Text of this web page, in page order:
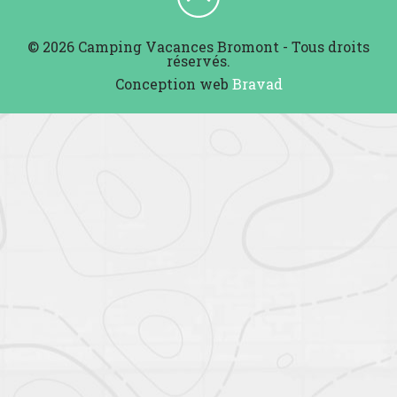
© 2026 Camping Vacances Bromont - Tous droits
réservés.
Conception web Bravad